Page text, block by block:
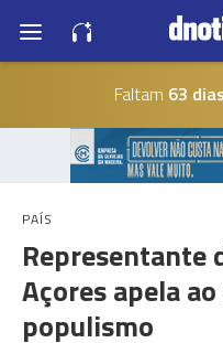
Faltam 63 dias
PAÍS
Representante
Açores apela
populismo